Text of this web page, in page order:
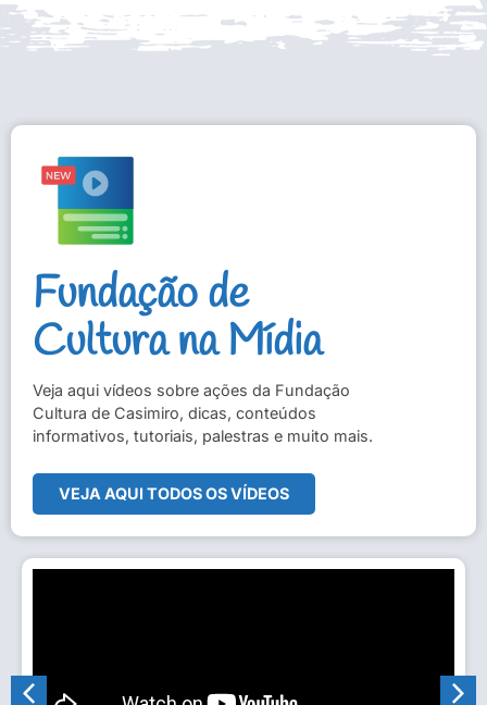
Fundação de
Cultura na Mídia
Veja aqui vídeos sobre ações da Fundação
Cultura de Casimiro, dicas, conteúdos
informativos, tutoriais, palestras e muito mais.
VEJA AQUI TODOS OS VÍDEOS